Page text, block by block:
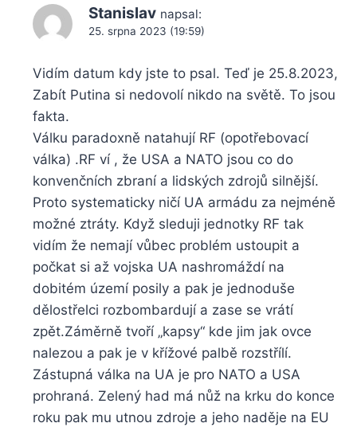
Stanislav napsal:
25. srpna 2023 (19:59)
Vidím datum kdy jste to psal. Teď je 25.8.2023,
Zabít Putina si nedovolí nikdo na světě. To jsou
fakta.
Válku paradoxně natahují RF (opotřebovací
válka) .RF ví , že USA a NATO jsou co do
konvenčních zbraní a lidských zdrojů silnější.
Proto systematicky ničí UA armádu za nejméně
možné ztráty. Když sleduji jednotky RF tak
vidím že nemají vůbec problém ustoupit a
počkat si až vojska UA nashromáždí na
dobitém území posily a pak je jednoduše
dělostřelci rozbombardují a zase se vrátí
zpět.Záměrně tvoří „kapsy“ kde jim jak ovce
nalezou a pak je v křížové palbě rozstřílí.
Zástupná válka na UA je pro NATO a USA
prohraná. Zelený had má nůž na krku do konce
roku pak mu utnou zdroje a jeho naděje na EU